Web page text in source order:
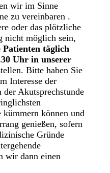
wir im Sinne
zu vereinbaren .
oder das plötzliche
nicht möglich sein,
Patienten täglich
Uhr in unserer
Bitte haben Sie
Interesse der
der Akutsprechstunde
kümmern können und
genießen, sofern
Gründe
wir dann einen